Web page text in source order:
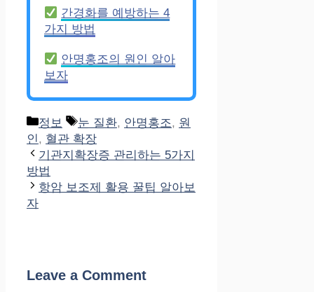
간경화를 예방하는 4
가지 방법
안명홍조의 원인 알아
보자
Categories
정보 Tags
눈 질환, 안명홍조, 원
인, 혈관 확장
기관지확장증 관리하는 5가지
방법
항암 보조제 활용 꿀팁 알아보
자
Leave a Comment